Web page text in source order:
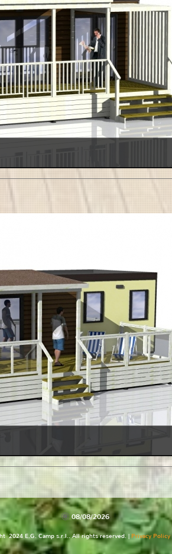
08/08/2026
2024 E.G. Camp s.r.l.. All rights reserved. | Privacy Policy